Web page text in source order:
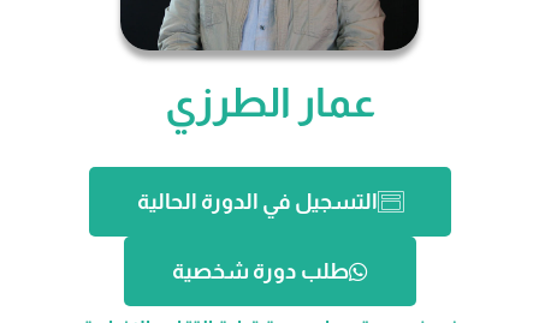
عمار الطرزي
طلب دورة شخصية
التسجيل في الدورة الحالية